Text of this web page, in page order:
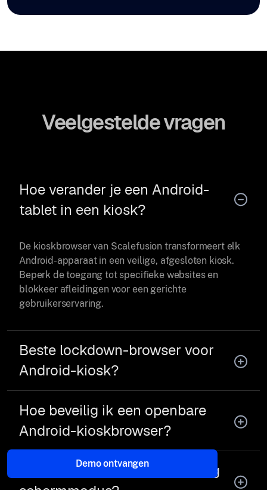
Veelgestelde vragen
Hoe verander je een Android-
tablet in een kiosk?
De kioskbrowser van Scalefusion transformeert elk
Android-apparaat in een veilige, afgesloten kiosk.
Beperk de toegang tot specifieke websites en
blokkeer afleidingen voor een gerichte
gebruikerservaring.
Beste lockdown-browser voor
Android-kiosk?
Hoe beveilig ik een openbare
Android-kioskbrowser?
Kioskbrowser-app met volledig
Demo ontvangen